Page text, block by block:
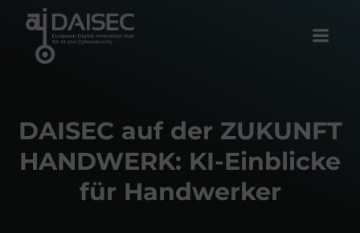
DAISEC auf der ZUKUNFT
HANDWERK: KI-Einblicke
für Handwerker